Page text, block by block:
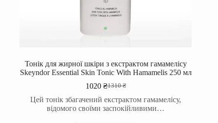
Тонік для жирної шкіри з екстрактом гамамелісу
Skeyndor Essential Skin Tonic With Hamamelis 250 мл
1310₴
Оригінальна
ціна:
1310 ₴.
1020 ₴Поточна
ціна:
1020 ₴.
Цей тонік збагачений екстрактом гамамелісу,
відомого своїми заспокійливими…